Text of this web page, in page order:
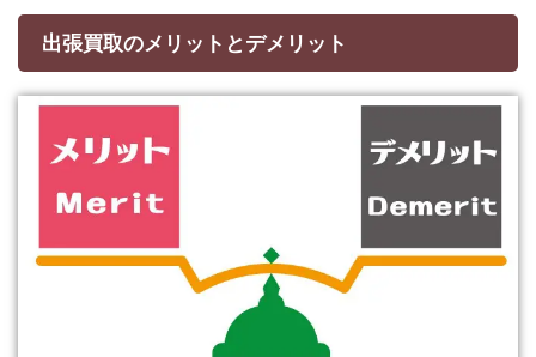
出張買取のメリットとデメリット